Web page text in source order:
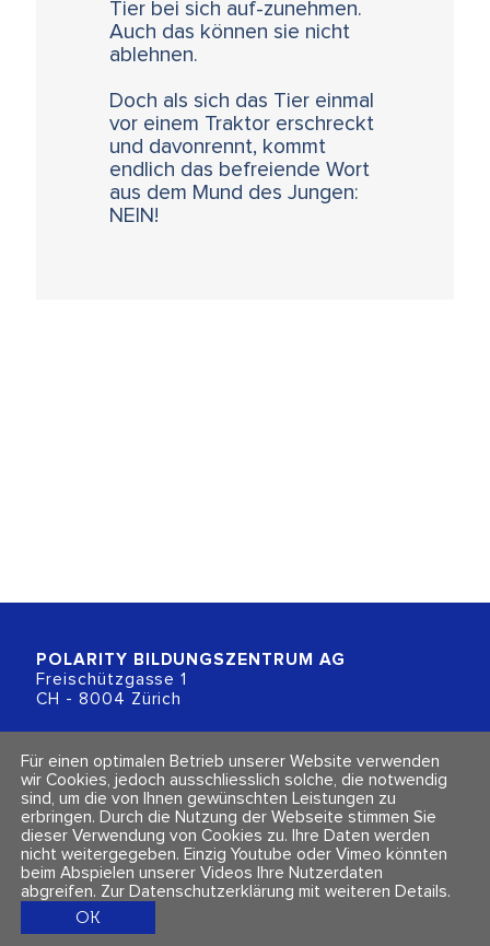
Tier bei sich auf-zunehmen.
Auch das können sie nicht
ablehnen.
Doch als sich das Tier einmal
vor einem Traktor erschreckt
und davonrennt, kommt
endlich das befreiende Wort
aus dem Mund des Jungen:
NEIN!
POLARITY BILDUNGSZENTRUM AG
Freischützgasse 1
CH - 8004 Zürich
+41 (0)44 218 80 80
info@polarity.ch
Kontakt & Info
Newsletter
Impressum & Datenschutz
AGBs
Folge uns
Für einen optimalen Betrieb unserer Website verwenden
wir Cookies, jedoch ausschliesslich solche, die notwendig
sind, um die von Ihnen gewünschten Leistungen zu
erbringen. Durch die Nutzung der Webseite stimmen Sie
dieser Verwendung von Cookies zu. Ihre Daten werden
nicht weitergegeben. Einzig Youtube oder Vimeo könnten
beim Abspielen unserer Videos Ihre Nutzerdaten
abgreifen. Zur Datenschutzerklärung mit weiteren Details.
OK